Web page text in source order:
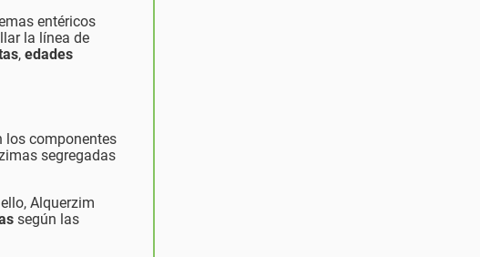
entéricos
la línea de
, edades
los componentes
segregadas
Alquerzim
según las